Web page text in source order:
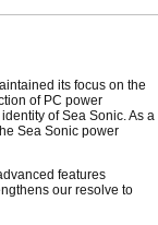
its focus on the
of PC power
of Sea Sonic. As a
Sea Sonic power
features
our resolve to